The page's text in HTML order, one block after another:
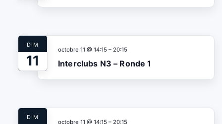
DIM
11 Interclubs N3 – Ronde 1
octobre 11 @ 14:15 – 20:15
DIM
octobre 11 @ 14:15 – 20:15